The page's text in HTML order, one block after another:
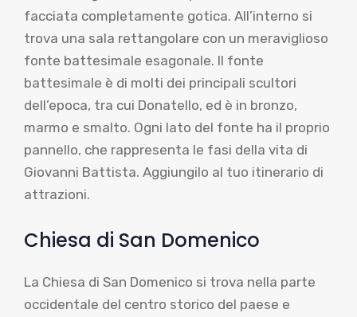
facciata completamente gotica. All’interno si
trova una sala rettangolare con un meraviglioso
fonte battesimale esagonale. Il fonte
battesimale è di molti dei principali scultori
dell’epoca, tra cui Donatello, ed è in bronzo,
marmo e smalto. Ogni lato del fonte ha il proprio
pannello, che rappresenta le fasi della vita di
Giovanni Battista. Aggiungilo al tuo itinerario di
attrazioni.
Chiesa di San Domenico
La Chiesa di San Domenico si trova nella parte
occidentale del centro storico del paese e